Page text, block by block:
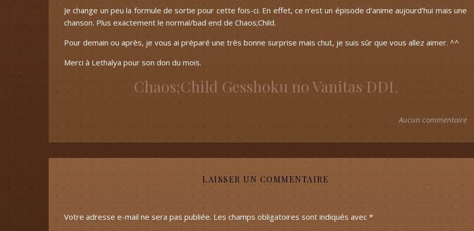
Je change un peu la formule de sortie pour cette fois-ci. En effet, ce n’est un épisode d’anime aujourd’hui mais une
chanson. Plus exactement le normal/bad end de Chaos;Child.
Pour demain ou après, je vous ai préparé une très bonne surprise mais chut, je suis sûr que vous allez aimer. ^^
Merci à Lethalya pour son don du mois.
Chaos;Child Gesshoku no Vanitas DDL
Aucun commentaire
LAISSER UN COMMENTAIRE
Votre adresse e-mail ne sera pas publiée. Les champs obligatoires sont indiqués avec *